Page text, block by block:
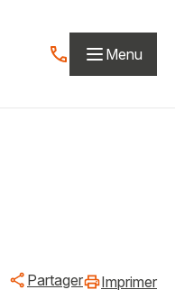
Contactez-nous
Menu
Partager Imprimer